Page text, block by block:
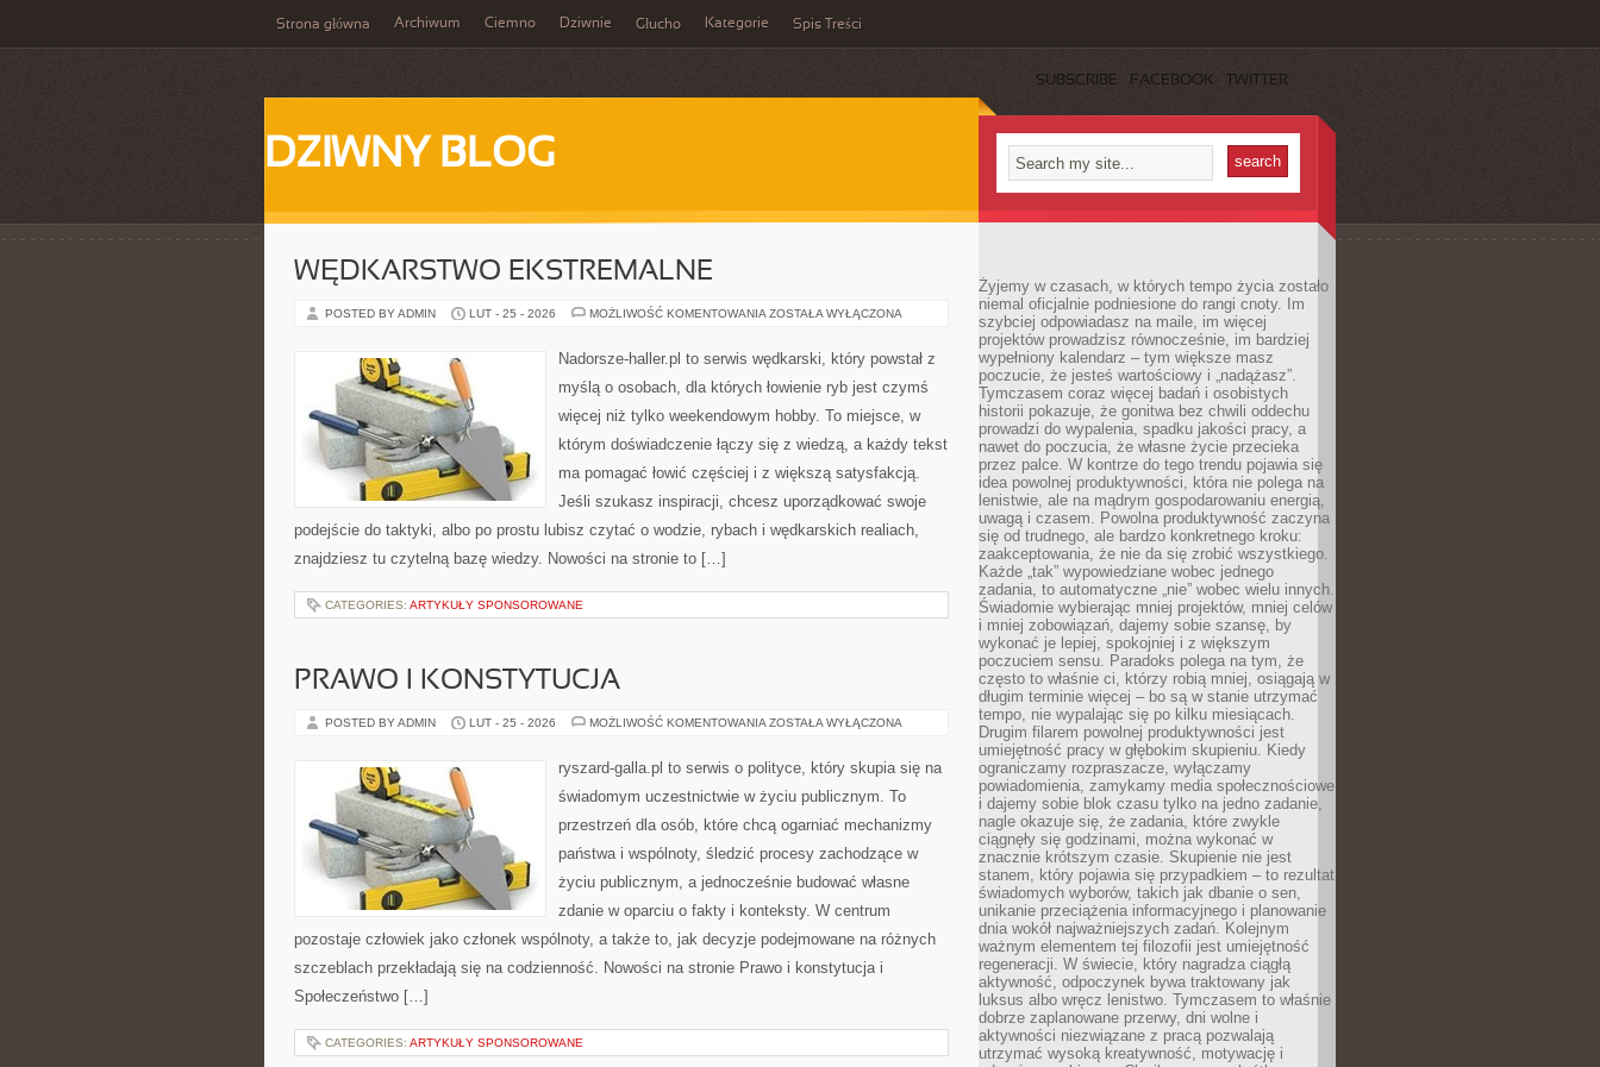
Strona główna Archiwum Ciemno Dziwnie Głucho Kategorie Spis Treści
SUBSCRIBE FACEBOOK TWITTER
DZIWNY BLOG
WĘDKARSTWO EKSTREMALNE
POSTED BY ADMIN LUT - 25 - 2026 MOŻLIWOŚĆ KOMENTOWANIA WĘDKARSTWO
ZOSTAŁA WYŁĄCZONA
Nadorsze-haller.pl to serwis wędkarski, który powstał z
myślą o osobach, dla których łowienie ryb jest czymś
więcej niż tylko weekendowym hobby. To miejsce, w
którym doświadczenie łączy się z wiedzą, a każdy tekst
ma pomagać łowić częściej i z większą satysfakcją.
Jeśli szukasz inspiracji, chcesz uporządkować swoje
podejście do taktyki, albo po prostu lubisz czytać o wodzie, rybach i wędkarskich realiach,
znajdziesz tu czytelną bazę wiedzy. Nowości na stronie to […]
CATEGORIES: ARTYKUŁY SPONSOROWANE
PRAWO I KONSTYTUCJA
POSTED BY ADMIN LUT - 25 - 2026 MOŻLIWOŚĆ KOMENTOWANIA PRAWO
ZOSTAŁA WYŁĄCZONA
ryszard-galla.pl to serwis o polityce, który skupia się na
świadomym uczestnictwie w życiu publicznym. To
przestrzeń dla osób, które chcą ogarniać mechanizmy
państwa i wspólnoty, śledzić procesy zachodzące w
życiu publicznym, a jednocześnie budować własne
zdanie w oparciu o fakty i konteksty. W centrum
pozostaje człowiek jako członek wspólnoty, a także to, jak decyzje podejmowane na różnych
szczeblach przekładają się na codzienność. Nowości na stronie Prawo i konstytucja i
Społeczeństwo […]
CATEGORIES: ARTYKUŁY SPONSOROWANE
Żyjemy w czasach, w których tempo życia zostało
niemal oficjalnie podniesione do rangi cnoty. Im
szybciej odpowiadasz na maile, im więcej
projektów prowadzisz równocześnie, im bardziej
wypełniony kalendarz – tym większe masz
poczucie, że jesteś wartościowy i „nadążasz”.
Tymczasem coraz więcej badań i osobistych
historii pokazuje, że gonitwa bez chwili oddechu
prowadzi do wypalenia, spadku jakości pracy, a
nawet do poczucia, że własne życie przecieka
przez palce. W kontrze do tego trendu pojawia się
idea powolnej produktywności, która nie polega na
lenistwie, ale na mądrym gospodarowaniu energią,
uwagą i czasem. Powolna produktywność zaczyna
się od trudnego, ale bardzo konkretnego kroku:
zaakceptowania, że nie da się zrobić wszystkiego.
Każde „tak” wypowiedziane wobec jednego
zadania, to automatyczne „nie” wobec wielu innych.
Świadomie wybierając mniej projektów, mniej celów
i mniej zobowiązań, dajemy sobie szansę, by
wykonać je lepiej, spokojniej i z większym
poczuciem sensu. Paradoks polega na tym, że
często to właśnie ci, którzy robią mniej, osiągają w
długim terminie więcej – bo są w stanie utrzymać
tempo, nie wypalając się po kilku miesiącach.
Drugim filarem powolnej produktywności jest
umiejętność pracy w głębokim skupieniu. Kiedy
ograniczamy rozpraszacze, wyłączamy
powiadomienia, zamykamy media społecznościowe
i dajemy sobie blok czasu tylko na jedno zadanie,
nagle okazuje się, że zadania, które zwykle
ciągnęły się godzinami, można wykonać w
znacznie krótszym czasie. Skupienie nie jest
stanem, który pojawia się przypadkiem – to rezultat
świadomych wyborów, takich jak dbanie o sen,
unikanie przeciążenia informacyjnego i planowanie
dnia wokół najważniejszych zadań. Kolejnym
ważnym elementem tej filozofii jest umiejętność
regeneracji. W świecie, który nagradza ciągłą
aktywność, odpoczynek bywa traktowany jak
luksus albo wręcz lenistwo. Tymczasem to właśnie
dobrze zaplanowane przerwy, dni wolne i
aktywności niezwiązane z pracą pozwalają
utrzymać wysoką kreatywność, motywację i